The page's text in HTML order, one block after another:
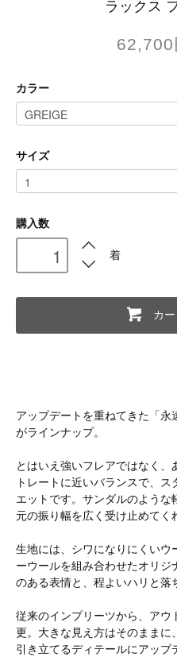
ラックス
62,700
カラー
サイズ
購入数
着
カ
アップデートを重ねてきた「
がラインナップ。
とはいえ強いフレアではなく
トレートに近いバランスで、
エットです。サンダルのような
元の振り幅を広く受け止めてく
生地には、シワになりにくいウ
ーウールを組み合わせたオリジ
のある表情と、程よいハリと落
従来のインプリーツから、ア
更。大きな見え方はそのままに
引き立てるディテールにアップ